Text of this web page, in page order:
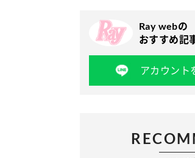
Ray webの
おすすめ記
アカウント